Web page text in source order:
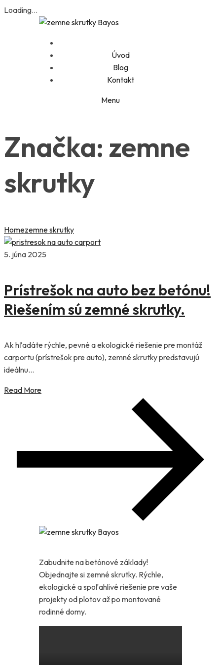
Loading...
Úvod
Blog
Kontakt
Menu
Značka: zemne
skrutky
Homezemne skrutky
5. júna 2025
Prístrešok na auto bez betónu!
Riešením sú zemné skrutky.
Ak hľadáte rýchle, pevné a ekologické riešenie pre montáž
carportu (prístrešok pre auto), zemné skrutky predstavujú
ideálnu...
Read More
Zabudnite na betónové základy!
Objednajte si zemné skrutky. Rýchle,
ekologické a spoľahlivé riešenie pre vaše
projekty od plotov až po montované
rodinné domy.